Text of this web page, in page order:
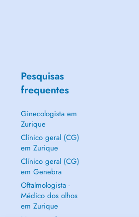
Pesquisas
frequentes
Ginecologista em
Zurique
Clínico geral (CG)
em Zurique
Clínico geral (CG)
em Genebra
Oftalmologista -
Médico dos olhos
em Zurique